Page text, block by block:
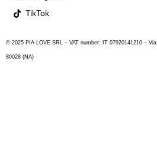
TikTok
© 2025 PIA LOVE SRL – VAT number: IT 07920141210 –
80028 (NA)